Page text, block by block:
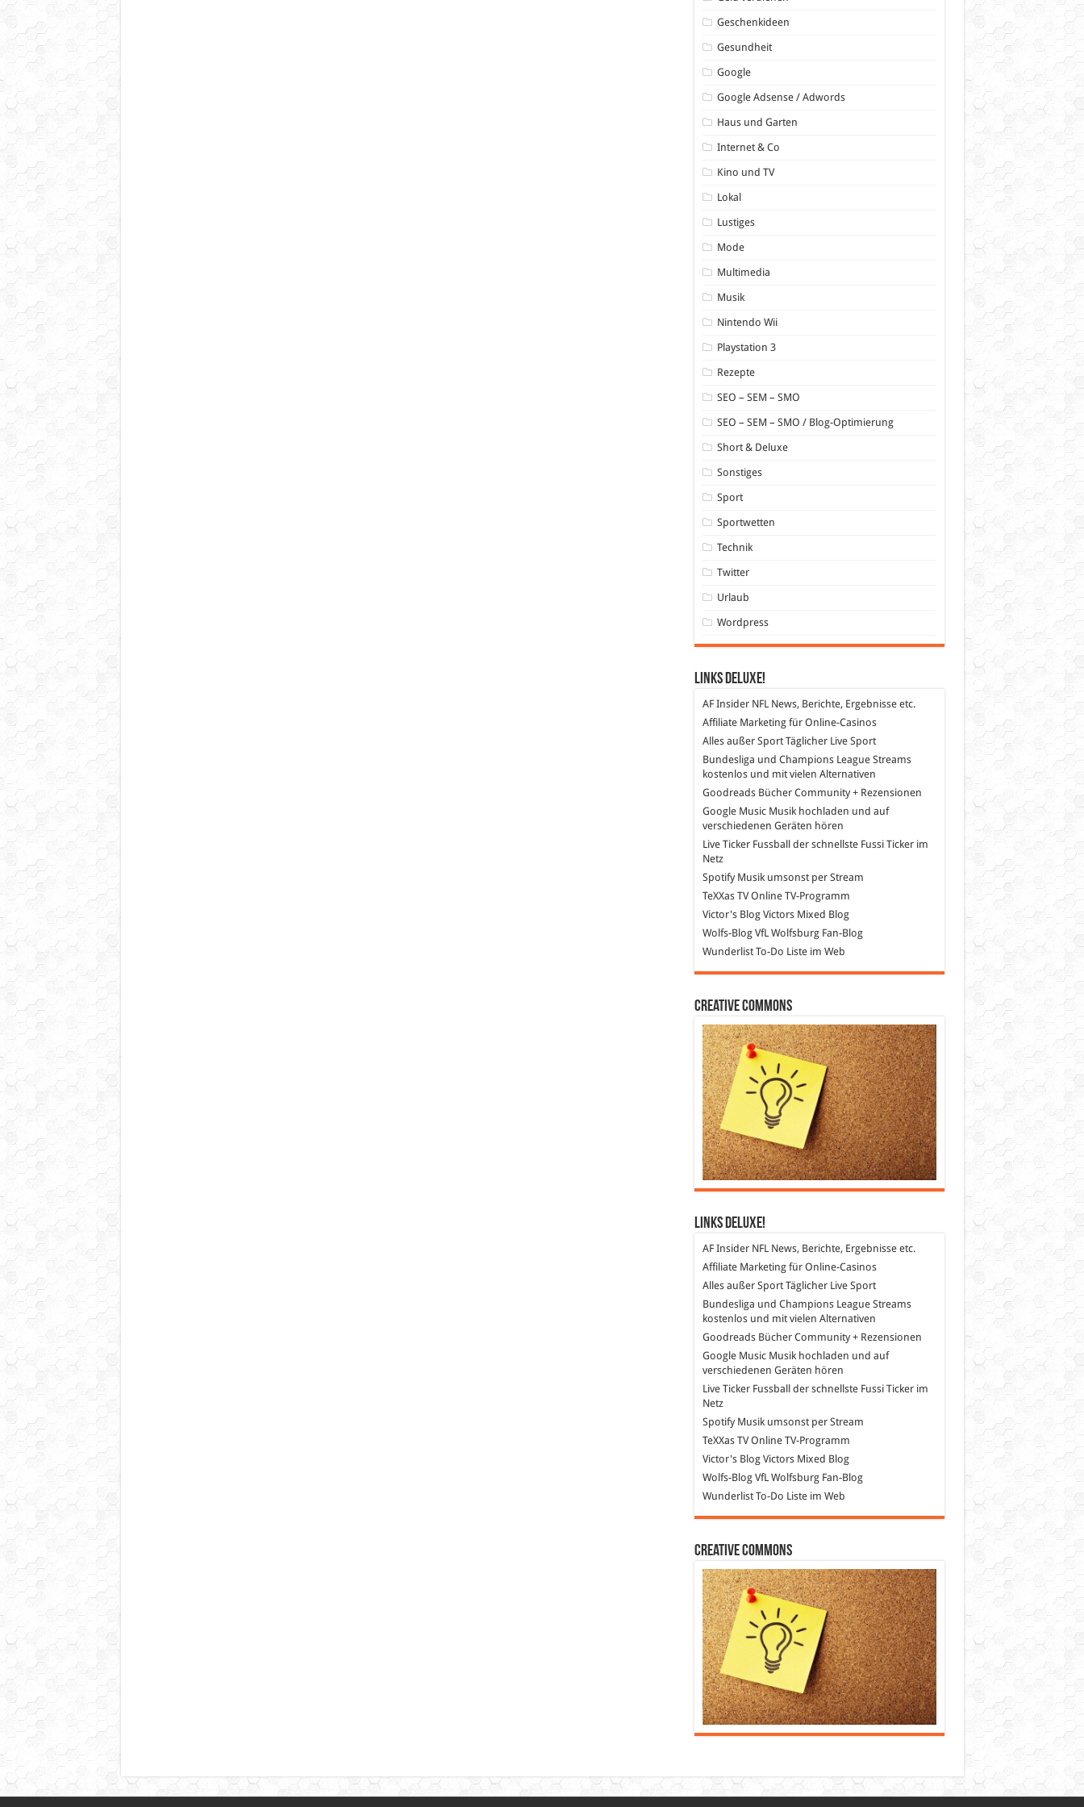
Geschenkideen
Gesundheit
Google
Google Adsense / Adwords
Haus und Garten
Internet & Co
Kino und TV
Lokal
Lustiges
Mode
Multimedia
Musik
Nintendo Wii
Playstation 3
Rezepte
SEO – SEM – SMO
SEO – SEM – SMO / Blog-Optimierung
Short & Deluxe
Sonstiges
Sport
Sportwetten
Technik
Twitter
Urlaub
Wordpress
Links DeLuXe!
AF InsiderNFL News, Berichte, Ergebnisse etc.
Affiliate Marketingfür Online-Casinos
Alles außer SportTäglicher Live Sport
Bundesliga und Champions League Streams
kostenlos und mit vielen Alternativen
GoodreadsBücher Community + Rezensionen
Google MusicMusik hochladen und auf
verschiedenen Geräten hören
Live Ticker Fussball
der schnellste Fussi Ticker im
Netz
SpotifyMusik umsonst per Stream
TeXXas TVOnline TV-Programm
Victor's BlogVictors Mixed Blog
Wolfs-BlogVfL Wolfsburg Fan-Blog
WunderlistTo-Do Liste im Web
Creative Commons
Links DeLuXe!
AF InsiderNFL News, Berichte, Ergebnisse etc.
Affiliate Marketingfür Online-Casinos
Alles außer SportTäglicher Live Sport
Bundesliga und Champions League Streams
kostenlos und mit vielen Alternativen
GoodreadsBücher Community + Rezensionen
Google MusicMusik hochladen und auf
verschiedenen Geräten hören
Live Ticker Fussball
der schnellste Fussi Ticker im
Netz
SpotifyMusik umsonst per Stream
TeXXas TVOnline TV-Programm
Victor's BlogVictors Mixed Blog
Wolfs-BlogVfL Wolfsburg Fan-Blog
WunderlistTo-Do Liste im Web
Creative Commons